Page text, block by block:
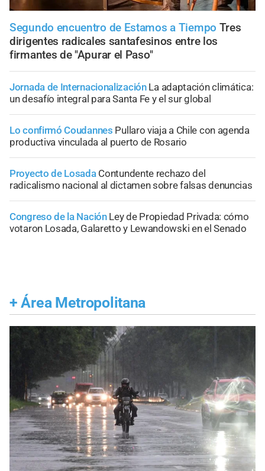
Segundo encuentro de Estamos a Tiempo Tres
dirigentes radicales santafesinos entre los
firmantes de "Apurar el Paso"
Jornada de Internacionalización La adaptación climática:
un desafío integral para Santa Fe y el sur global
Lo confirmó Coudannes Pullaro viaja a Chile con agenda
productiva vinculada al puerto de Rosario
Proyecto de Losada Contundente rechazo del
radicalismo nacional al dictamen sobre falsas denuncias
Congreso de la Nación Ley de Propiedad Privada: cómo
votaron Losada, Galaretto y Lewandowski en el Senado
+ Área Metropolitana